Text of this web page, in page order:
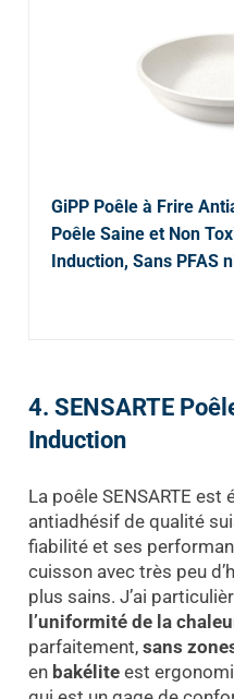
GiPP Poêle à Frire
Poêle Saine et Non
Induction, Sans PFAS
4. SENSARTE
Induction
La poêle SENSARTE est
antiadhésif de qualité
fiabilité et ses
cuisson avec très peu
plus sains. J’ai
l’uniformité de la
parfaitement, sans
en bakéliteest